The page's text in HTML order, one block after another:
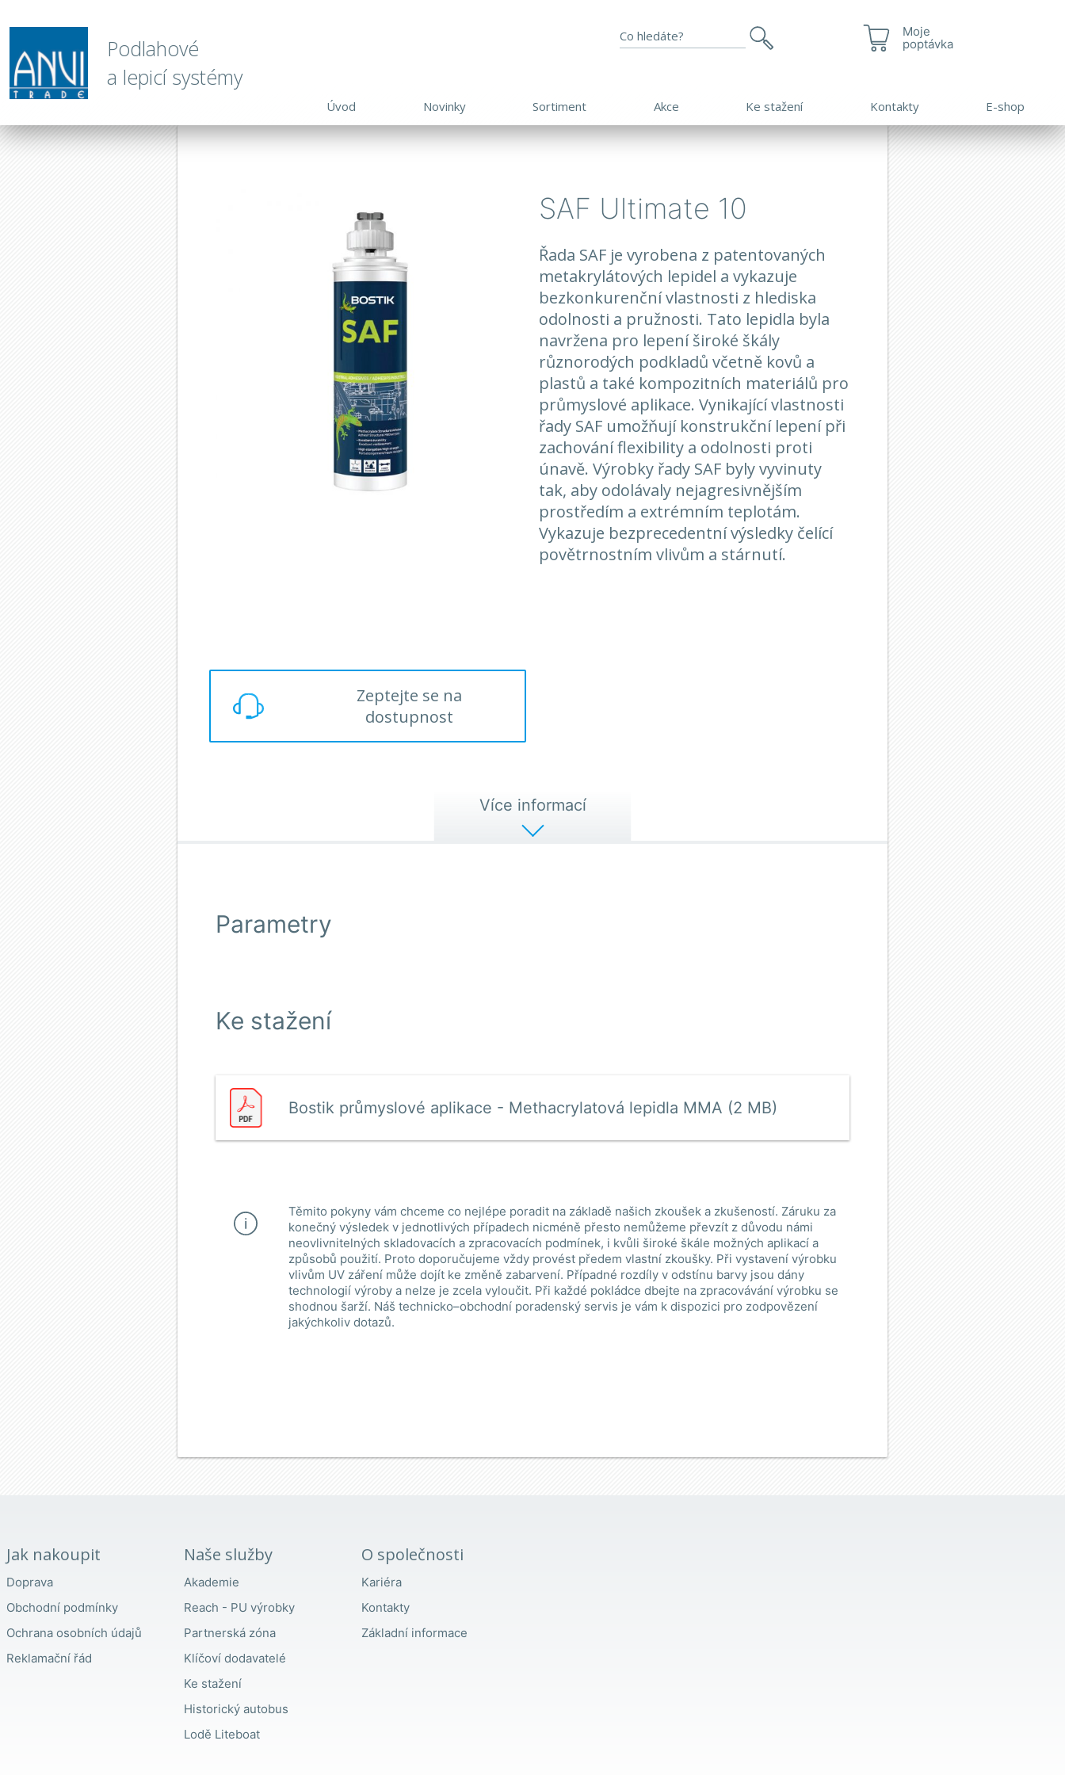
Podlahové
a lepicí systémy
Moje
poptávka
Úvod Novinky Sortiment Akce Ke stažení Kontakty E-shop
SAF Ultimate 10
​​​​​Řada SAF je vyrobena z patentovaných
metakrylátových lepidel a vykazuje
bezkonkurenční vlastnosti z hlediska
odolnosti a pružnosti. Tato lepidla byla
navržena pro lepení široké škály
různorodých podkladů včetně kovů a
plastů a také kompozitních materiálů pro
průmyslové aplikace. Vynikající vlastnosti
řady SAF umožňují konstrukční lepení při
zachování flexibility a odolnosti proti
únavě. Výrobky řady SAF byly vyvinuty
tak, aby odolávaly nejagresivnějším
prostředím a extrémním teplotám.
Vykazuje bezprecedentní výsledky čelící
povětrnostním vlivům a stárnutí.
Zeptejte se na
dostupnost
Více informací
Parametry
Ke stažení
Bostik průmyslové aplikace - Methacrylatová lepidla MMA (2 MB)
Těmito pokyny vám chceme co nejlépe poradit na základě našich zkoušek a zkušeností. Záruku za
konečný výsledek v jednotlivých případech nicméně přesto nemůžeme převzít z důvodu námi
neovlivnitelných skladovacích a zpracovacích podmínek, i kvůli široké škále možných aplikací a
způsobů použití. Proto doporučujeme vždy provést předem vlastní zkoušky. Při vystavení výrobku
vlivům UV záření může dojít ke změně zabarvení. Případné rozdíly v odstínu barvy jsou dány
technologií výroby a nelze je zcela vyloučit. Při každé pokládce dbejte na zpracovávání výrobku se
shodnou šarží. Náš technicko–obchodní poradenský servis je vám k dispozici pro zodpovězení
jakýchkoliv dotazů.
Jak nakoupit
Doprava
Obchodní podmínky
Ochrana osobních údajů
Reklamační řád
Naše služby
Akademie
Reach - PU výrobky
Partnerská zóna
Klíčoví dodavatelé
Ke stažení
Historický autobus
Lodě Liteboat
O společnosti
Kariéra
Kontakty
Základní informace